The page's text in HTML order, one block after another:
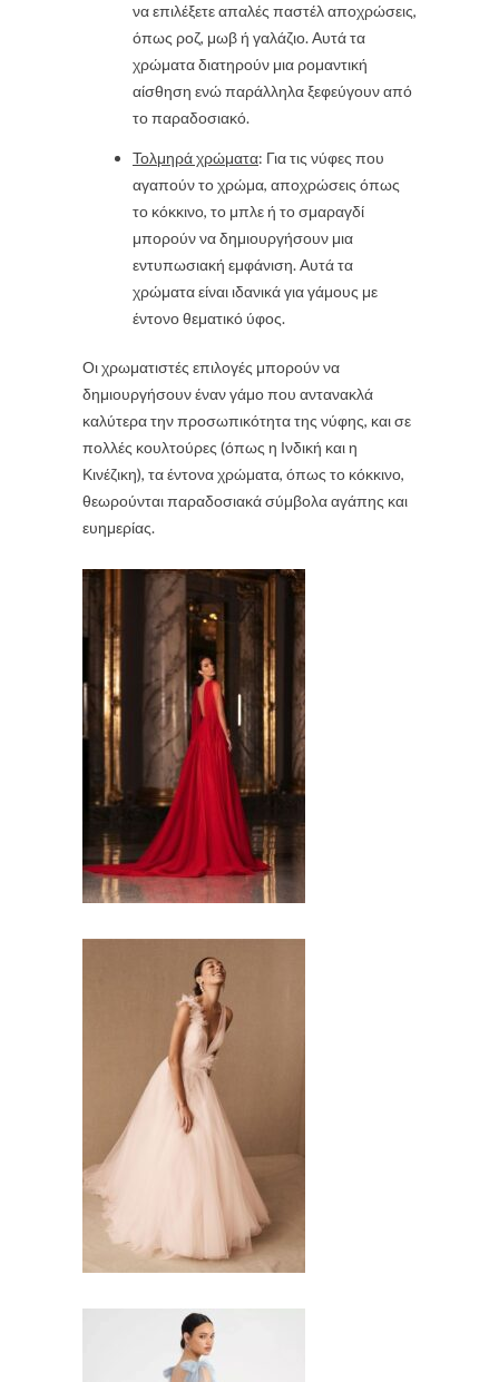
να επιλέξετε απαλές παστέλ αποχρώσεις,
όπως ροζ, μωβ ή γαλάζιο. Αυτά τα
χρώματα διατηρούν μια ρομαντική
αίσθηση ενώ παράλληλα ξεφεύγουν από
το παραδοσιακό.
Τολμηρά χρώματα: Για τις νύφες που
αγαπούν το χρώμα, αποχρώσεις όπως
το κόκκινο, το μπλε ή το σμαραγδί
μπορούν να δημιουργήσουν μια
εντυπωσιακή εμφάνιση. Αυτά τα
χρώματα είναι ιδανικά για γάμους με
έντονο θεματικό ύφος.
Οι χρωματιστές επιλογές μπορούν να
δημιουργήσουν έναν γάμο που αντανακλά
καλύτερα την προσωπικότητα της νύφης, και σε
πολλές κουλτούρες (όπως η Ινδική και η
Κινέζικη), τα έντονα χρώματα, όπως το κόκκινο,
θεωρούνται παραδοσιακά σύμβολα αγάπης και
ευημερίας.